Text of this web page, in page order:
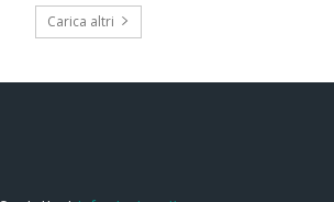
Carica altri